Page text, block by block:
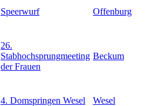
Speerwurf Offenburg
26.
Stabhochsprungmeeting
der Frauen
Beckum
4. Domspringen Wesel Wesel